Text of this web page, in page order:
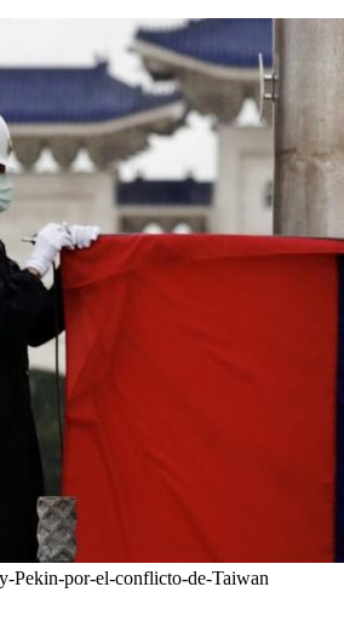
Pekin-por-el-conflicto-de-Taiwan